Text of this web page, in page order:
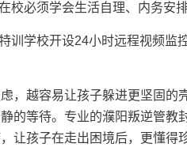
校必须学会生活自理、内务安
训学校开设24小时远程视频监
，越容易让孩子躲进更坚固
的等待。专业的濮阳叛逆管
让孩子在走出困境后，更懂得